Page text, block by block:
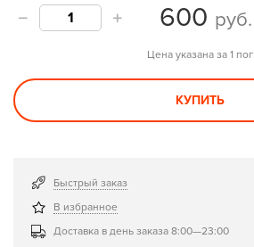
600 руб.
Цена указана за 1 пог
КУПИТЬ
Быстрый заказ
В избранное
Доставка в день заказа 8:00—23:00